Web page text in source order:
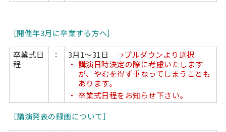
［開催年3月に卒業する方へ］
卒業式日
程
： 3月1〜31日
→プルダウンより選択
講演日時決定の際に考慮いたします
が、やむを得ず重なってしまうことも
あります。
卒業式日程をお知らせ下さい。
［講演発表の録画について］